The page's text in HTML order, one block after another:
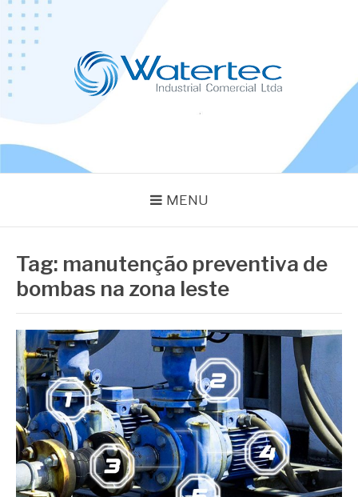
Pular
para
conteúdo
MENU
Tag: manutenção preventiva de
bombas na zona leste